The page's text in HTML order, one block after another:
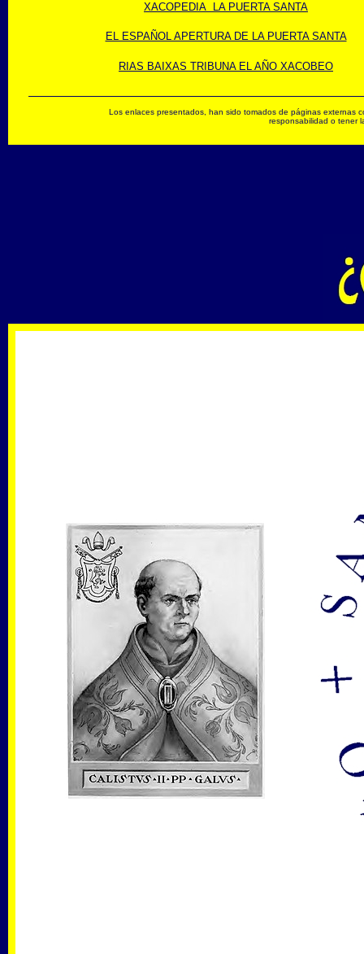
XACOPEDIA LA PUERTA SANTA
EL ESPAÑOL APERTURA DE LA PUERTA SANTA
RIAS BAIXAS TRIBUNA EL AÑO XACOBEO
Los enlaces presentados, han sido tomados de páginas externas
responsabilidad o tener